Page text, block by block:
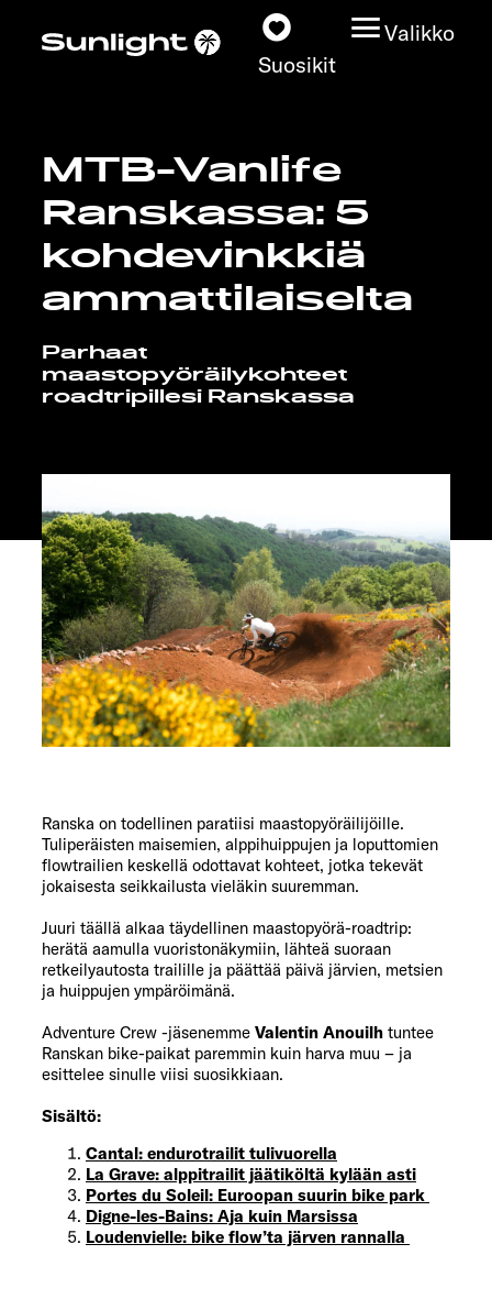
Suosikit
Valikko
Matkailuautot
Konfiguraattori
Löydä oma Sunlightisi
Kauppiashaku
Tutustu
Lisätietoja
MTB-Vanlife
Ranskassa: 5
kohdevinkkiä
ammattilaiselta
Parhaat
maastopyöräilykohteet
roadtripillesi Ranskassa
Ranska on todellinen paratiisi maastopyöräilijöille.
Tuliperäisten maisemien, alppihuippujen ja loputtomien
flowtrailien keskellä odottavat kohteet, jotka tekevät
jokaisesta seikkailusta vieläkin suuremman.
Juuri täällä alkaa täydellinen maastopyörä-roadtrip:
herätä aamulla vuoristonäkymiin, lähteä suoraan
retkeilyautosta trailille ja päättää päivä järvien, metsien
ja huippujen ympäröimänä.
Adventure Crew -jäsenemme Valentin Anouilh tuntee
Ranskan bike-paikat paremmin kuin harva muu – ja
esittelee sinulle viisi suosikkiaan.
Sisältö:
Cantal: endurotrailit tulivuorella
La Grave: alppitrailit jäätiköltä kylään asti
Portes du Soleil: Euroopan suurin bike park
Digne-les-Bains: Aja kuin Marsissa
Loudenvielle: bike flow’ta järven rannalla